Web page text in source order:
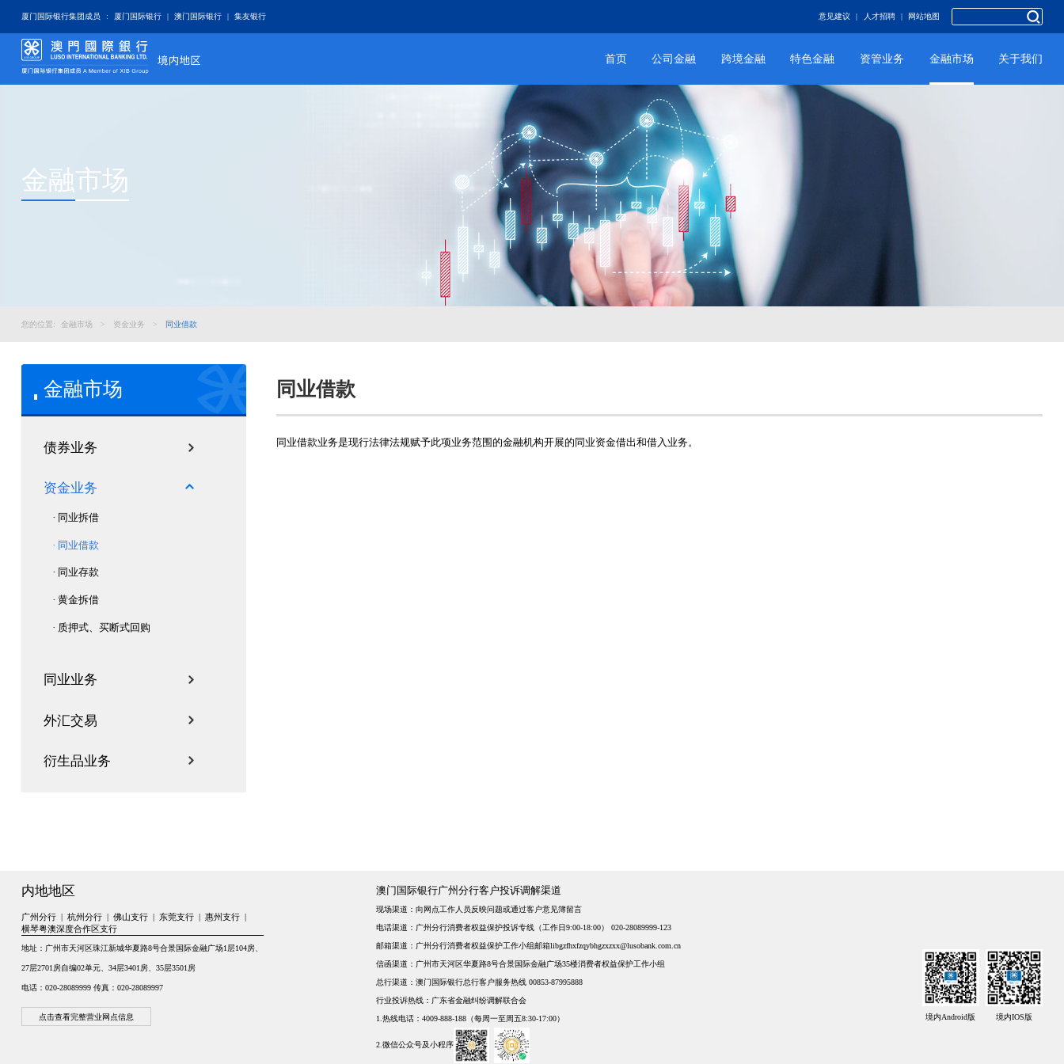
厦门国际银行集团成员 : 厦门国际银行 | 澳门国际银行 | 集友银行 意见建议 | 人才招聘 | 网站地图
首页 公司金融 跨境金融 特色金融 资管业务 金融市场 关于我们
金融市场
您的位置: 金融市场 > 资金业务 > 同业借款
金融市场
债券业务
资金业务
· 同业拆借
· 同业借款
· 同业存款
· 黄金拆借
· 质押式、买断式回购
同业业务
外汇交易
衍生品业务
同业借款
同业借款业务是现行法律法规赋予此项业务范围的金融机构开展的同业资金借出和借入业务。
内地地区
广州分行 |杭州分行 |佛山支行 |东莞支行 |惠州支行 |
横琴粤澳深度合作区支行
地址：广州市天河区珠江新城华夏路8号合景国际金融广场1层104房、
27层2701房自编02单元、34层3401房、35层3501房
电话：020-28089999 传真：020-28089997
点击查看完整营业网点信息
澳门国际银行广州分行客户投诉调解渠道
现场渠道：向网点工作人员反映问题或通过客户意见簿留言
电话渠道：广州分行消费者权益保护投诉专线（工作日9:00-18:00） 020-28089999-123
邮箱渠道：广州分行消费者权益保护工作小组邮箱libgzfhxfzqybhgzxzxx@lusobank.com.cn
信函渠道：广州市天河区华夏路8号合景国际金融广场35楼消费者权益保护工作小组
总行渠道：澳门国际银行总行客户服务热线 00853-87995888
行业投诉热线：广东省金融纠纷调解联合会
1.热线电话：4009-888-188（每周一至周五8:30-17:00）
2.微信公众号及小程序
境内Android版 境内IOS版